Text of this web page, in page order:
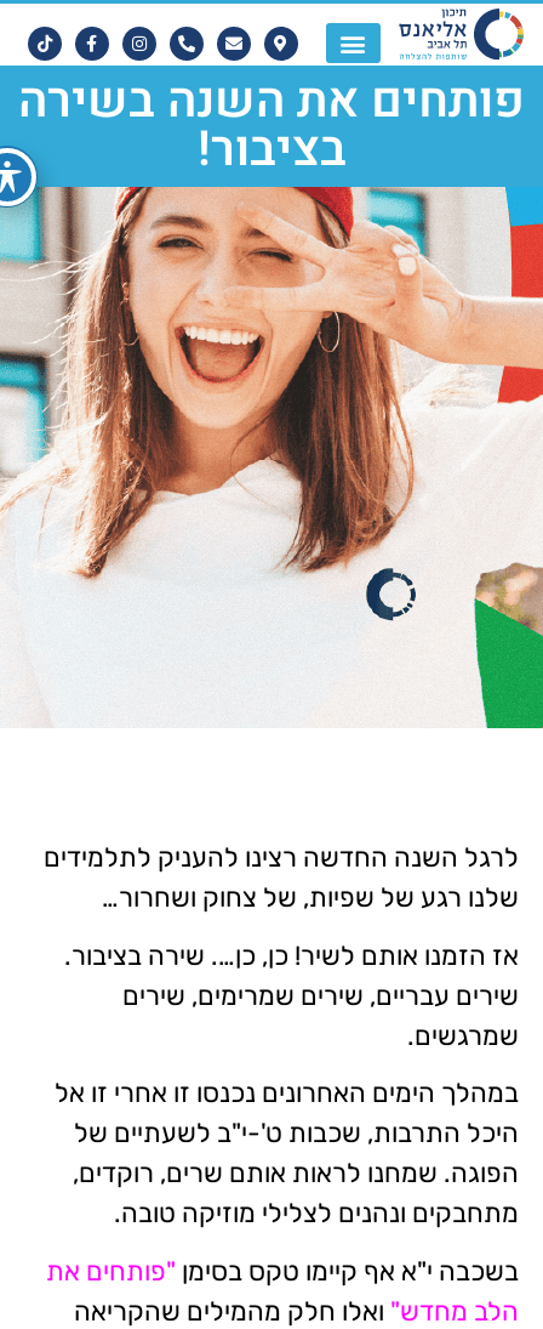
את השנה בשירה
בציבור!
לרגל השנה החדשה רצינו להעניק לתלמידים
שלנו רגע של שפיות, של צחוק ושחרור…
אז הזמנו אותם לשיר! כן, כן…. שירה בציבור.
שירים עבריים, שירים שמרימים, שירים
שמרגשים.
במהלך הימים האחרונים נכנסו זו אחרי זו אל
היכל התרבות, שכבות ט'-י"ב לשעתיים של
הפוגה. שמחנו לראות אותם שרים, רוקדים,
מתחבקים ונהנים לצלילי מוזיקה טובה.
בשכבה י"א אף קיימו טקס בסימן"פותחים את
הלב מחדש"ואלו חלק מהמילים שהקריאה